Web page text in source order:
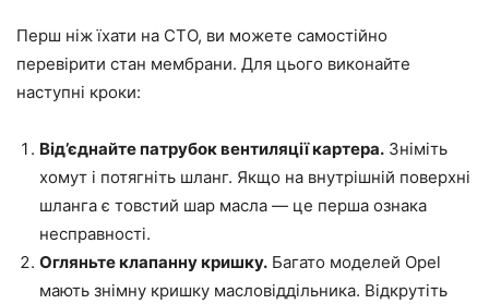
Перш ніж їхати на СТО, ви можете самостійно
перевірити стан мембрани. Для цього виконайте
наступні кроки:
Від’єднайте патрубок вентиляції картера. Зніміть
хомут і потягніть шланг. Якщо на внутрішній поверхні
шланга є товстий шар масла — це перша ознака
несправності.
Огляньте клапанну кришку. Багато моделей Opel
мають знімну кришку масловіддільника. Відкрутіть